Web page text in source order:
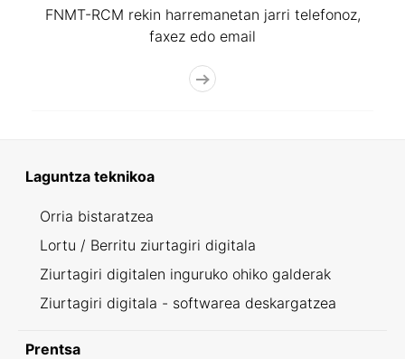
FNMT-RCM rekin harremanetan jarri telefonoz,
faxez edo email
Laguntza teknikoa
Orria bistaratzea
Lortu / Berritu ziurtagiri digitala
Ziurtagiri digitalen inguruko ohiko galderak
Ziurtagiri digitala - softwarea deskargatzea
Prentsa